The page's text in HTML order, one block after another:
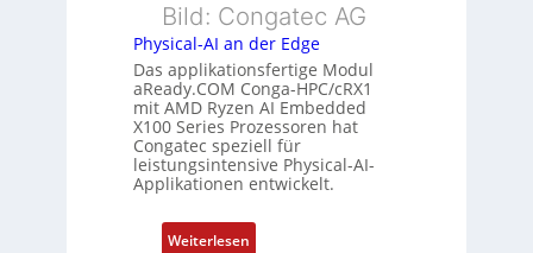
u
n
g
g
h
e
r
c
a
t
-
r
Bild: Congatec AG
Physical-AI an der Edge
Das applikationsfertige Modul
aReady.COM Conga-HPC/cRX1
mit AMD Ryzen AI Embedded
X100 Series Prozessoren hat
Congatec speziell für
leistungsintensive Physical-AI-
Applikationen entwickelt.
Weiterlesen: